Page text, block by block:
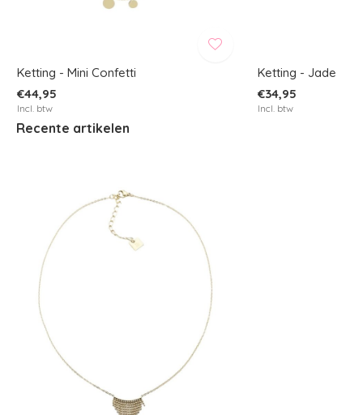
Ketting - Mini Confetti
€44,95
Incl. btw
Ketting - Jade
€34,95
Incl. btw
Recente artikelen